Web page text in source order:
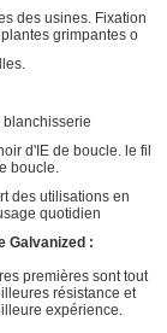
des usines. Fixation
grimpantes o
blanchisserie
d'IE de boucle. le fil
boucle.
des utilisations en
quotidien
Galvanized :
premières sont tout
résistance et
expérience.